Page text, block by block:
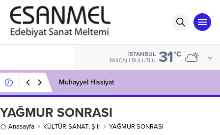
İSTANBUL
PARÇALI BULUTLU 31°C
Muhayyel Hissiyat
YAĞMUR SONRASI
Anasayfa KÜLTÜR-SANAT,Şiir YAĞMUR SONRASI